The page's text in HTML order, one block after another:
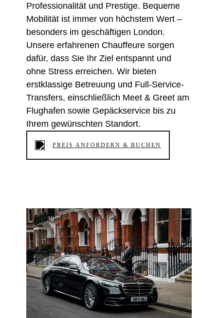
Professionalität und Prestige. Bequeme
Mobilität ist immer von höchstem Wert –
besonders im geschäftigen London.
Unsere erfahrenen Chauffeure sorgen
dafür, dass Sie Ihr Ziel entspannt und
ohne Stress erreichen. Wir bieten
erstklassige Betreuung und Full-Service-
Transfers, einschließlich Meet & Greet am
Flughafen sowie Gepäckservice bis zu
Ihrem gewünschten Standort.
PREIS ANFORDERN & BUCHEN